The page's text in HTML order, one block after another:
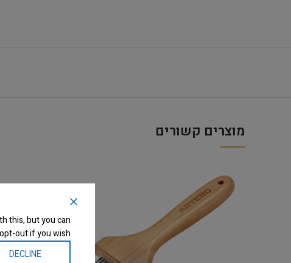
מוצרים קשורים
this, but you can
opt-out if you wish.
DECLINE